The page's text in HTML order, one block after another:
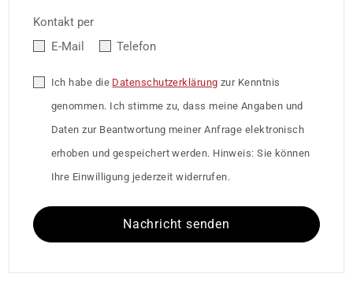
Kontakt per
E-Mail
Telefon
Ich habe die Datenschutzerklärung zur Kenntnis
genommen. Ich stimme zu, dass meine Angaben und
Daten zur Beantwortung meiner Anfrage elektronisch
erhoben und gespeichert werden. Hinweis: Sie können
Ihre Einwilligung jederzeit widerrufen.
Nachricht senden